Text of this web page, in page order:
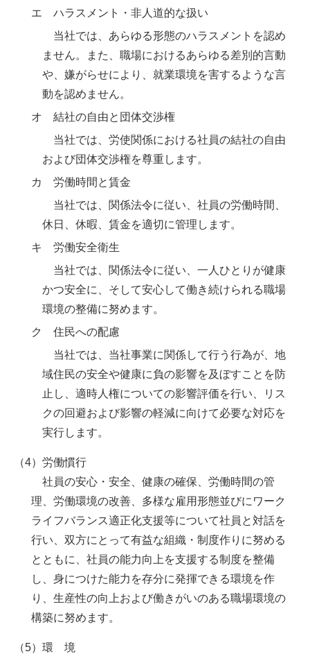
エ ハラスメント・非人道的な扱い
当社では、あらゆる形態のハラスメントを認め
ません。また、職場におけるあらゆる差別的言動
や、嫌がらせにより、就業環境を害するような言
動を認めません。
オ 結社の自由と団体交渉権
当社では、労使関係における社員の結社の自由
および団体交渉権を尊重します。
カ 労働時間と賃金
当社では、関係法令に従い、社員の労働時間、
休日、休暇、賃金を適切に管理します。
キ 労働安全衛生
当社では、関係法令に従い、一人ひとりが健康
かつ安全に、そして安心して働き続けられる職場
環境の整備に努めます。
ク 住民への配慮
当社では、当社事業に関係して行う行為が、地
域住民の安全や健康に負の影響を及ぼすことを防
止し、適時人権についての影響評価を行い、リス
クの回避および影響の軽減に向けて必要な対応を
実行します。
（4）労働慣行
社員の安心・安全、健康の確保、労働時間の管
理、労働環境の改善、多様な雇用形態並びにワーク
ライフバランス適正化支援等について社員と対話を
行い、双方にとって有益な組織・制度作りに努める
とともに、社員の能力向上を支援する制度を整備
し、身につけた能力を存分に発揮できる環境を作
り、生産性の向上および働きがいのある職場環境の
構築に努めます。
（5）環 境